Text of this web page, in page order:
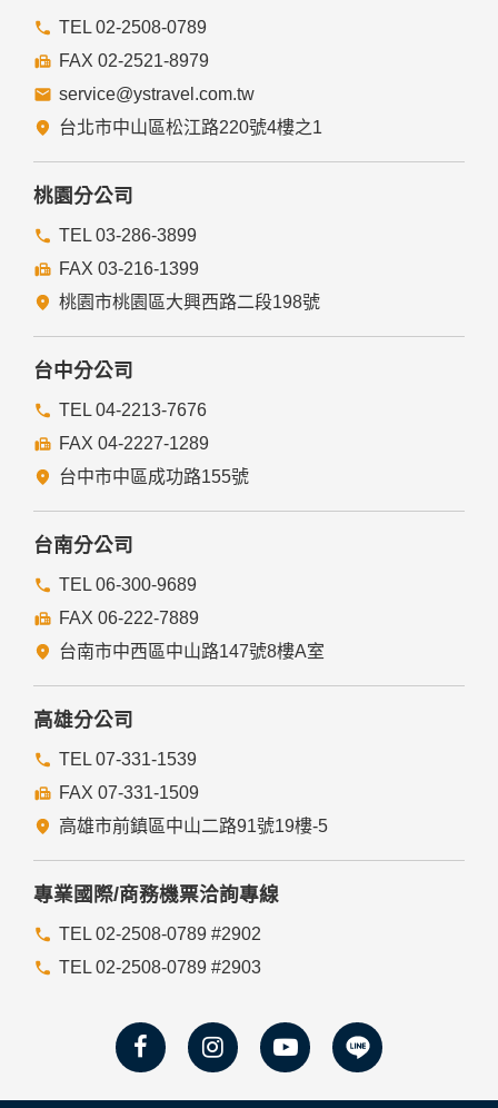
TEL 02-2508-0789
FAX 02-2521-8979
service@ystravel.com.tw
台北市中山區松江路220號4樓之1
桃園分公司
TEL 03-286-3899
FAX 03-216-1399
桃園市桃園區大興西路二段198號
台中分公司
TEL 04-2213-7676
FAX 04-2227-1289
台中市中區成功路155號
台南分公司
TEL 06-300-9689
FAX 06-222-7889
台南市中西區中山路147號8樓A室
高雄分公司
TEL 07-331-1539
FAX 07-331-1509
高雄市前鎮區中山二路91號19樓-5
專業國際/商務機票洽詢專線
TEL 02-2508-0789 #2902
TEL 02-2508-0789 #2903